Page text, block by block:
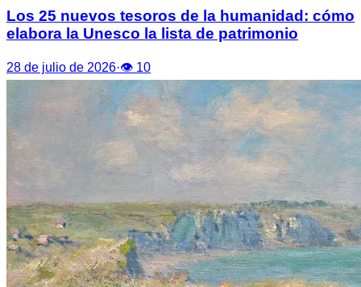
Los 25 nuevos tesoros de la humanidad: cómo
elabora la Unesco la lista de patrimonio
28 de julio de 2026·👁 10